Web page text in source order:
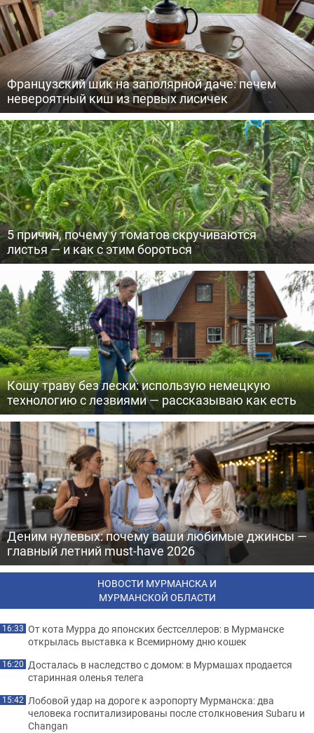
Французский шик на заполярной даче: печем
невероятный киш из первых лисичек
5 причин, почему у томатов скручиваются
листья — и как с этим бороться
Кошу траву без лески: использую немецкую
технологию с лезвиями — рассказываю как есть
Деним нулевых: почему ваши любимые джинсы —
главный летний must-have 2026
НОВОСТИ МУРМАНСКА И
МУРМАНСКОЙ ОБЛАСТИ
16:33 От кота Мурра до японских бестселлеров: в Мурманске
открылась выставка к Всемирному дню кошек
16:20 Досталась в наследство с домом: в Мурмашах продается
старинная оленья телега
15:42 Лобовой удар на дороге к аэропорту Мурманска: два
человека госпитализированы после столкновения Subaru и
Changan